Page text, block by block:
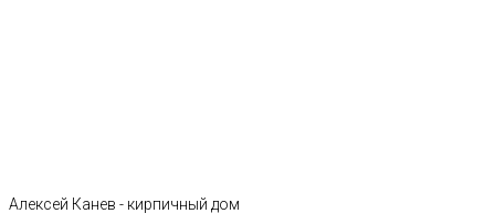
Алексей Канев - кирпичный дом